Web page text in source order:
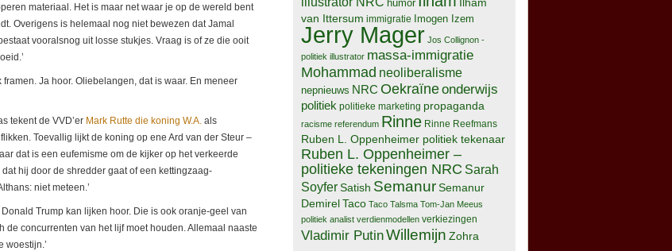
materiaal. Het is maar net waar je op de wereld bent
Overigens is helemaal nog niet bewezen dat Jamal
vooralsnog uit losse stukjes. Vraag is of ze die ooit
Ja hoor. Oliebelangen, dat is waar. En meneer
tekent de VVD’er Mark Rutte die koning W.A. als
Toevallig lijkt de koning op ene Ard van der Steur –
dat is een eufemisme om de kijker op het verkeerde
hij door de shredder gaat of een kettingzaag-
niet meteen.’
Trump kan lijken hoor. Die is ook oranje-geel van
concurrenten van het lijf moet houden. Allemaal naaste
woestijn.’
humor
van Ittersum immigratie Imogen Izem
Jerry Mager Jos Collignon -
politiek illustrator massa-immigratie
Mohammad neoliberalisme
nepnieuws NRC Oekraïneonderwijs
politiek politieke marketing propaganda
racisme referendum Rinne Rinne Reefmans
Ruben L. Oppenheimer politiek tekenaar
Ruben L. Oppenheimer –
politieke tekeningen NRC Sarah
Soyfer Satish SemanurSemanur
DemirelTaco Taco Talsma Tom-Jan Meeus
politiek analist verdienmodellen verkiezingen
Vladimir PutinWillemijn Zohra